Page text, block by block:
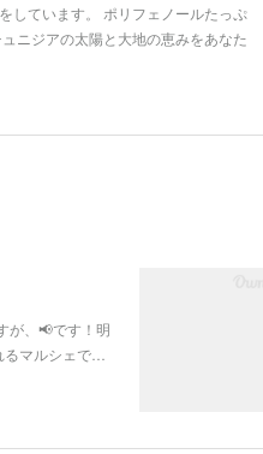
しています。 ポリフェノールたっぷ
ニジアの太陽と大地の恵みをあなた
が、📢です！明
マルシェで…